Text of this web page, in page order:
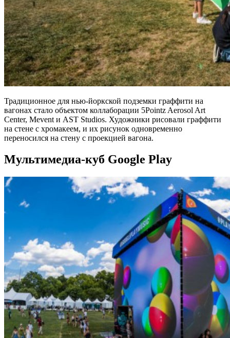
Традиционное для нью-йоркской подземки граффити на
вагонах стало объектом коллаборации 5Pointz Aerosol Art
Center, Mevent и AST Studios. Художники рисовали граффити
на стене с хромакеем, и их рисунок одновременно
переносился на стену с проекцией вагона.
Мультимедиа-куб Google Play